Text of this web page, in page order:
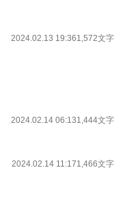
2024.02.13 19:361,572文字
2024.02.14 06:131,444文字
2024.02.14 11:171,466文字